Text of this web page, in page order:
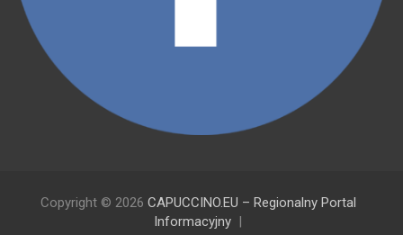
Copyright © 2026 CAPUCCINO.EU – Regionalny Portal
Informacyjny